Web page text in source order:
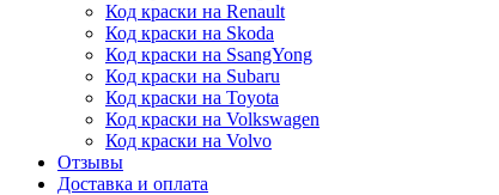
Код краски на Renault
Код краски на Skoda
Код краски на SsangYong
Код краски на Subaru
Код краски на Toyota
Код краски на Volkswagen
Код краски на Volvo
Отзывы
Доставка и оплата